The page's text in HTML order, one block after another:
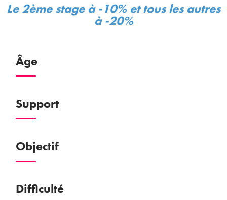
Le 2ème stage à -10% et tous les autres
à -20%
Âge
Support
Objectif
Difficulté